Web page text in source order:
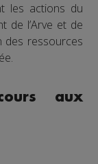
les actions du
de l’Arve et de
ressources
aux